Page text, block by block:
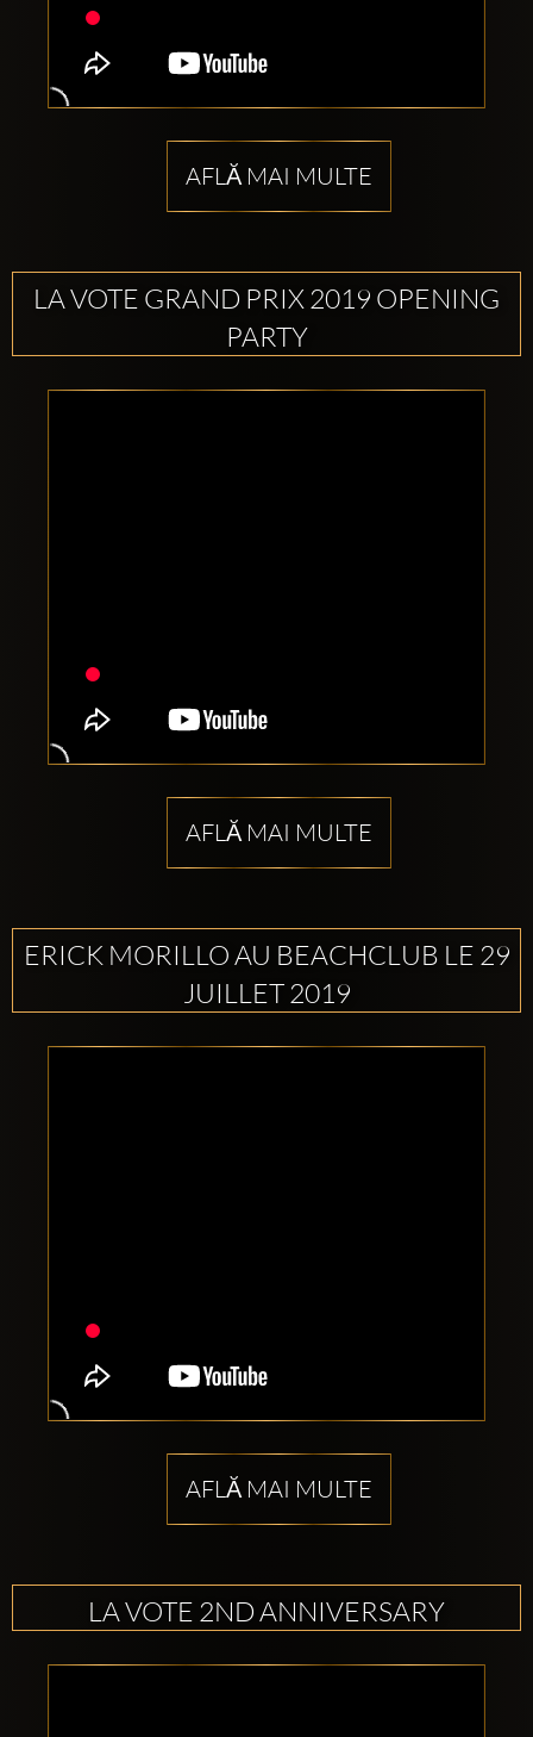
AFLĂ MAI MULTE
LA VOTE GRAND PRIX 2019 OPENING
PARTY
AFLĂ MAI MULTE
ERICK MORILLO AU BEACHCLUB LE 29
JUILLET 2019
AFLĂ MAI MULTE
LA VOTE 2ND ANNIVERSARY